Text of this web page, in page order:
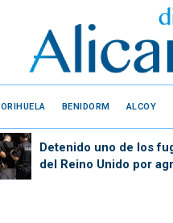
ORIHUELA BENIDORM ALCOY
Detenido uno de los
del Reino Unido por